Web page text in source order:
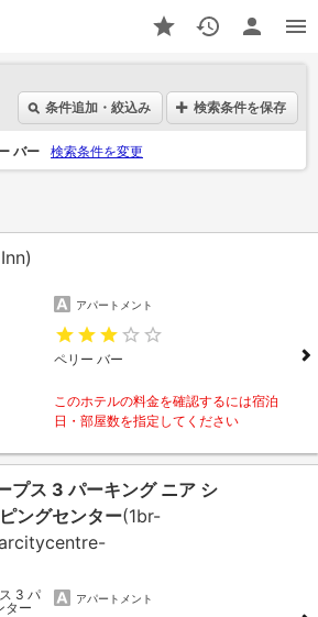
条件追加・絞込み
検索条件を保存
バー 検索条件を変更
アパートメント
ペリー バー
このホテルの料金を確認するには宿泊
日・部屋数を指定してください
プス 3 パーキング ニア シ
ングセンター(1br-
アパートメント